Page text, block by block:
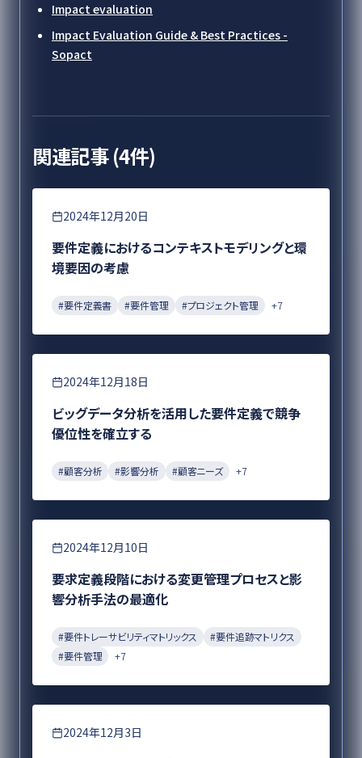
Impact evaluation
Impact Evaluation Guide & Best Practices -
Sopact
関連記事 (4件)
要件定義
2024年12月20日
要件定義におけるコンテキストモデリングと環
境要因の考慮
#要件定義書 #要件管理 #プロジェクト管理 +7
要件定義
2024年12月18日
ビッグデータ分析を活用した要件定義で競争
優位性を確立する
#顧客分析 #影響分析 #顧客ニーズ +7
要件定義
2024年12月10日
要求定義段階における変更管理プロセスと影
響分析手法の最適化
#要件トレーサビリティマトリックス #要件追跡マトリクス
#要件管理 +7
DX2024年12月3日